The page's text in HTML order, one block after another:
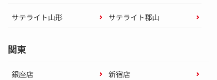
サテライト山形 サテライト郡山
関東
銀座店 新宿店